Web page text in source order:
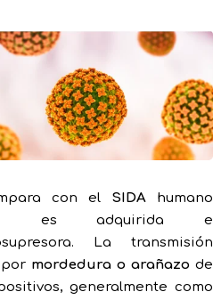
con el SIDAhumano
es adquirida e
La transmisión
mordedura o arañazo de
generalmente como